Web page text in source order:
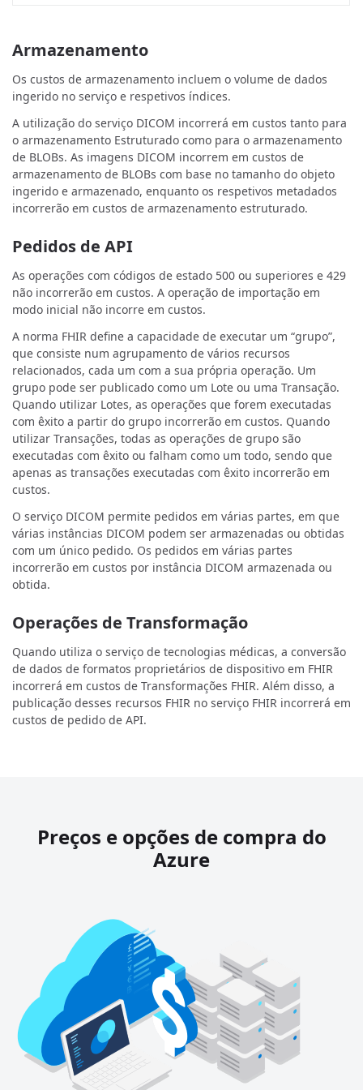
Armazenamento
Os custos de armazenamento incluem o volume de dados
ingerido no serviço e respetivos índices.
A utilização do serviço DICOM incorrerá em custos tanto para
o armazenamento Estruturado como para o armazenamento
de BLOBs. As imagens DICOM incorrem em custos de
armazenamento de BLOBs com base no tamanho do objeto
ingerido e armazenado, enquanto os respetivos metadados
incorrerão em custos de armazenamento estruturado.
Pedidos de API
As operações com códigos de estado 500 ou superiores e 429
não incorrerão em custos. A operação de importação em
modo inicial não incorre em custos.
A norma FHIR define a capacidade de executar um “grupo”,
que consiste num agrupamento de vários recursos
relacionados, cada um com a sua própria operação. Um
grupo pode ser publicado como um Lote ou uma Transação.
Quando utilizar Lotes, as operações que forem executadas
com êxito a partir do grupo incorrerão em custos. Quando
utilizar Transações, todas as operações de grupo são
executadas com êxito ou falham como um todo, sendo que
apenas as transações executadas com êxito incorrerão em
custos.
O serviço DICOM permite pedidos em várias partes, em que
várias instâncias DICOM podem ser armazenadas ou obtidas
com um único pedido. Os pedidos em várias partes
incorrerão em custos por instância DICOM armazenada ou
obtida.
Operações de Transformação
Quando utiliza o serviço de tecnologias médicas, a conversão
de dados de formatos proprietários de dispositivo em FHIR
incorrerá em custos de Transformações FHIR. Além disso, a
publicação desses recursos FHIR no serviço FHIR incorrerá em
custos de pedido de API.
Preços e opções de compra do
Azure